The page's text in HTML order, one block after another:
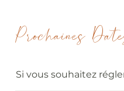
Prochaines
Si vous souhaitez